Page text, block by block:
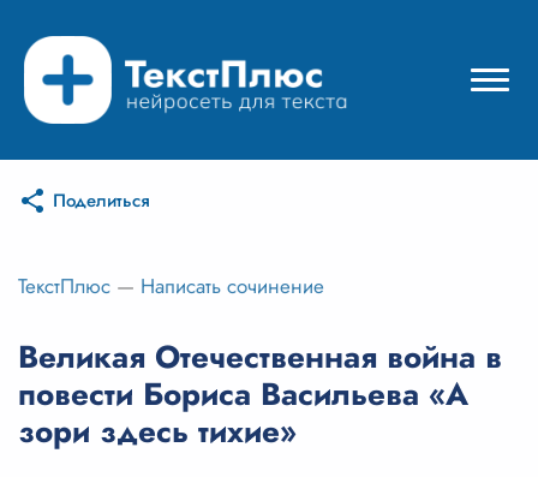
Режимы нейросети
Цены
Вход
Вход с Telegram
Поделиться
ТекстПлюс — Написать сочинение
Великая Отечественная война в
повести Бориса Васильева «А
зори здесь тихие»